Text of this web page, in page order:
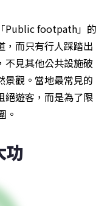
Public footpath」的
，而只有行人踩踏出
不見其他公共設施破
景觀。當地最常見的
絕遊客，而是為了限
。
功